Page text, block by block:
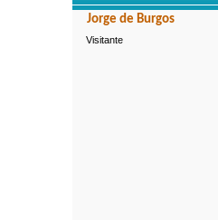
Jorge de Burgos
Visitante